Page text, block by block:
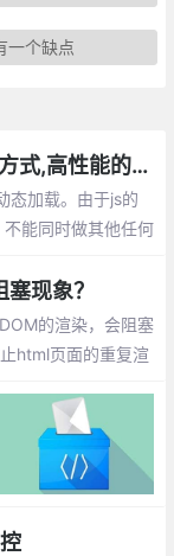
一个缺点
提高js加载速度，实现js无阻塞加载方式,高性能的加载执行JavaScript
态加载。由于js的
能同时做其他任何
现象？
的渲染，会阻塞
html页面的重复渲
后面的js语句。